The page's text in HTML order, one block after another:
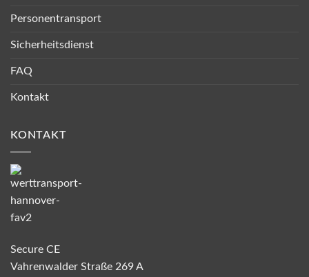
Personentransport
Sicherheitsdienst
FAQ
Kontakt
KONTAKT
Secure CE
Vahrenwalder Straße 269 A